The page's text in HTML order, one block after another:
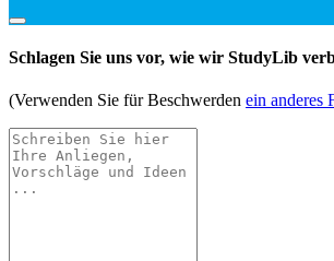
Schlagen Sie uns vor, wie wir StudyLib
(Verwenden Sie für Beschwerden ein anderes